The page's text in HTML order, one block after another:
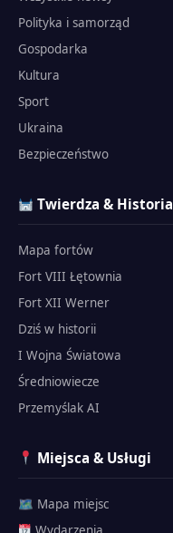
Polityka i samorząd
Gospodarka
Kultura
Sport
Ukraina
Bezpieczeństwo
Twierdza & Historia
Mapa fortów
Fort VIII Łętownia
Fort XII Werner
Dziś w historii
I Wojna Światowa
Średniowiecze
Przemyślak AI
Miejsca & Usługi
🗺 Mapa miejsc